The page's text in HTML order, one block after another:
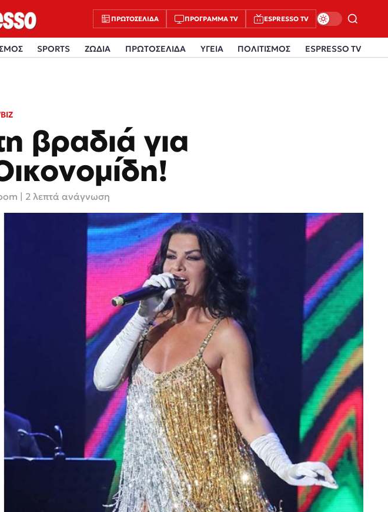
ΠΡΩΤΟΣΈΛΙΔΑ ΠΡΌΓΡΑΜΜΑ TV ESPRESSO TV
SPORTS ΖΩΔΙΑ ΠΡΩΤΟΣΕΛΙΔΑ ΥΓΕΙΑ ΠΟΛΙΤΙΣΜΟΣ ESPRESSO TV
βραδιά για
| 2 λεπτά ανάγνωση